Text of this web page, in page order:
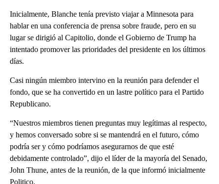
Inicialmente, Blanche tenía previsto viajar a Minnesota para
hablar en una conferencia de prensa sobre fraude, pero en su
lugar se dirigió al Capitolio, donde el Gobierno de Trump ha
intentado promover las prioridades del presidente en los últimos
días.
Casi ningún miembro intervino en la reunión para defender el
fondo, que se ha convertido en un lastre político para el Partido
Republicano.
“Nuestros miembros tienen preguntas muy legítimas al respecto,
y hemos conversado sobre si se mantendrá en el futuro, cómo
podría ser y cómo podríamos asegurarnos de que esté
debidamente controlado”, dijo el líder de la mayoría del Senado,
John Thune, antes de la reunión, de la que informó inicialmente
Politico.